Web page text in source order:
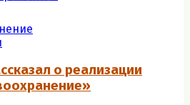
о реализации